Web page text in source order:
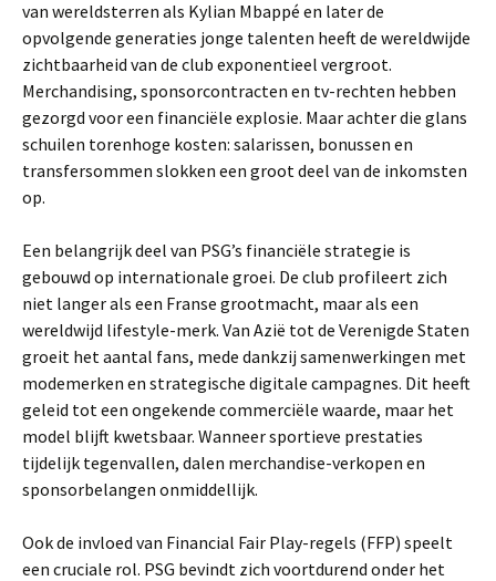
van wereldsterren als Kylian Mbappé en later de
opvolgende generaties jonge talenten heeft de wereldwijde
zichtbaarheid van de club exponentieel vergroot.
Merchandising, sponsorcontracten en tv-rechten hebben
gezorgd voor een financiële explosie. Maar achter die glans
schuilen torenhoge kosten: salarissen, bonussen en
transfersommen slokken een groot deel van de inkomsten
op.
Een belangrijk deel van PSG’s financiële strategie is
gebouwd op internationale groei. De club profileert zich
niet langer als een Franse grootmacht, maar als een
wereldwijd lifestyle-merk. Van Azië tot de Verenigde Staten
groeit het aantal fans, mede dankzij samenwerkingen met
modemerken en strategische digitale campagnes. Dit heeft
geleid tot een ongekende commerciële waarde, maar het
model blijft kwetsbaar. Wanneer sportieve prestaties
tijdelijk tegenvallen, dalen merchandise-verkopen en
sponsorbelangen onmiddellijk.
Ook de invloed van Financial Fair Play-regels (FFP) speelt
een cruciale rol. PSG bevindt zich voortdurend onder het